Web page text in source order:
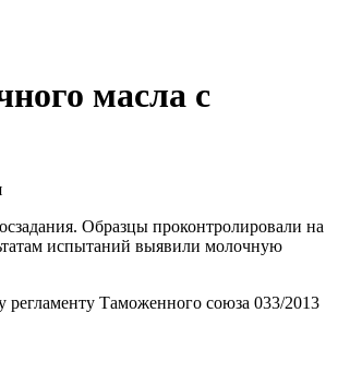
масла с
Образцы проконтролировали на
испытаний выявили молочную
регламенту Таможенного союза 033/2013